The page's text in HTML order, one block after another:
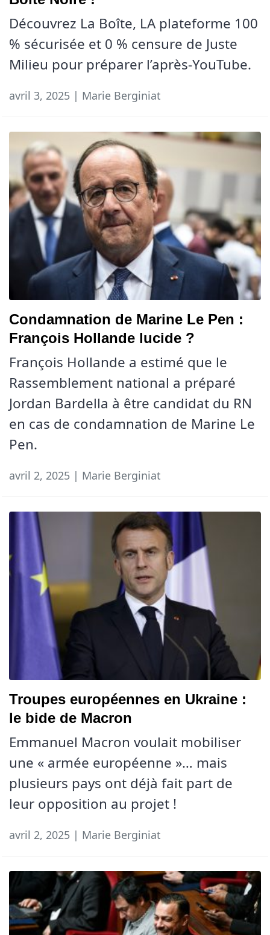
Découvrez La Boîte, LA plateforme 100
% sécurisée et 0 % censure de Juste
Milieu pour préparer l’après-YouTube.
avril 3, 2025 | Marie Berginiat
Condamnation de Marine Le Pen :
François Hollande lucide ?
François Hollande a estimé que le
Rassemblement national a préparé
Jordan Bardella à être candidat du RN
en cas de condamnation de Marine Le
Pen.
avril 2, 2025 | Marie Berginiat
Troupes européennes en Ukraine :
le bide de Macron
Emmanuel Macron voulait mobiliser
une « armée européenne »… mais
plusieurs pays ont déjà fait part de
leur opposition au projet !
avril 2, 2025 | Marie Berginiat